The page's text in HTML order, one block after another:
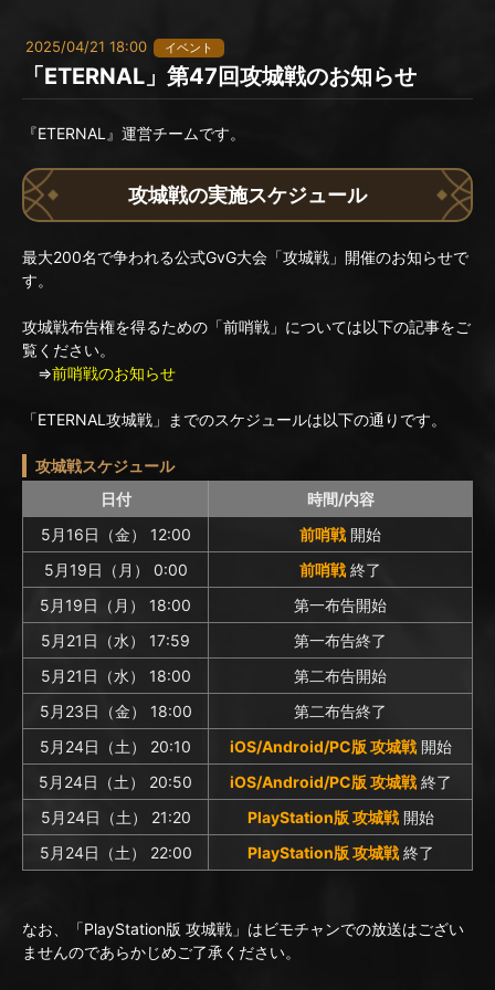
2025/04/21 18:00 イベント
「ETERNAL」第47回攻城戦のお知らせ
『ETERNAL』運営チームです。
攻城戦の実施スケジュール
最大200名で争われる公式GvG大会「攻城戦」開催のお知らせで
す。
攻城戦布告権を得るための「前哨戦」については以下の記事をご
覧ください。
⇒前哨戦のお知らせ
「ETERNAL攻城戦」までのスケジュールは以下の通りです。
攻城戦スケジュール
日付
時間/内容
5月16日（金） 12:00
前哨戦 開始
5月19日（月） 0:00
前哨戦 終了
5月19日（月） 18:00
第一布告開始
5月21日（水） 17:59
第一布告終了
5月21日（水） 18:00
第二布告開始
5月23日（金） 18:00
第二布告終了
5月24日（土） 20:10
iOS/Android/PC版 攻城戦開始
5月24日（土） 20:50
iOS/Android/PC版 攻城戦終了
5月24日（土） 21:20
PlayStation版 攻城戦開始
5月24日（土） 22:00
PlayStation版 攻城戦終了
なお、「PlayStation版 攻城戦」はビモチャンでの放送はござい
ませんのであらかじめご了承ください。